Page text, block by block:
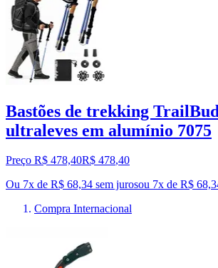
Bastões de trekking
ultraleves em alumínio 7075
Preço R$ 478,40R$ 478,40
Ou 7x de R$ 68,34 sem jurosou 7x de R$
Compra Internacional